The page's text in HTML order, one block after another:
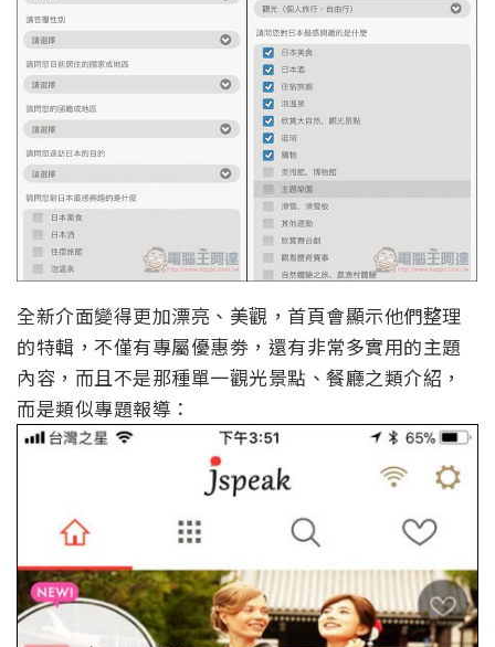
全新介面變得更加漂亮、美觀，首頁會顯示他們整理
的特輯，不僅有專屬優惠劵，還有非常多實用的主題
內容，而且不是那種單一觀光景點、餐廳之類介紹，
而是類似專題報導：